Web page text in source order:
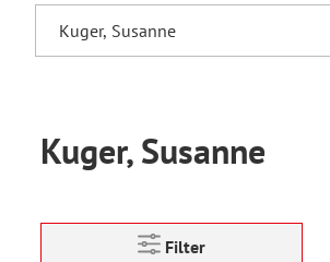
Kuger, Susanne
Filter